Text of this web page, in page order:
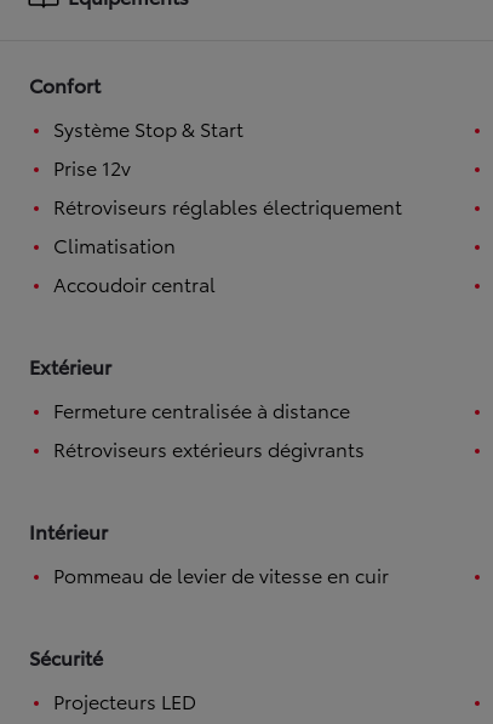
Confort
Système Stop & Start
Prise 12v
Rétroviseurs réglables électriquement
Climatisation
Accoudoir central
Extérieur
Fermeture centralisée à distance
Rétroviseurs extérieurs dégivrants
Intérieur
Pommeau de levier de vitesse en cuir
Sécurité
Projecteurs LED